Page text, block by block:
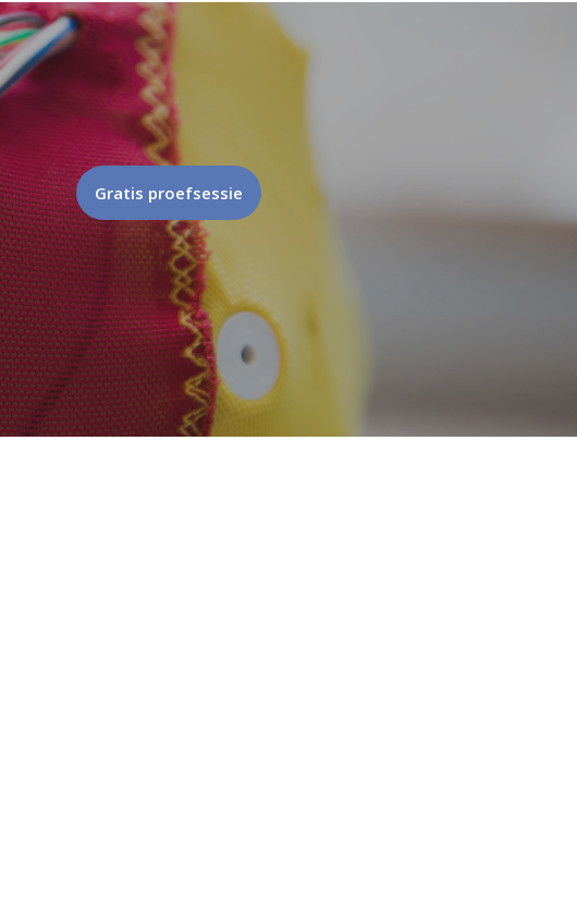
Gratis proefsessie